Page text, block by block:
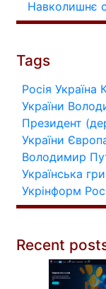
Навколишнє
Tags
Росія Україна
України
Президент
України
Володимир
Українська
Укрінформ
Recent